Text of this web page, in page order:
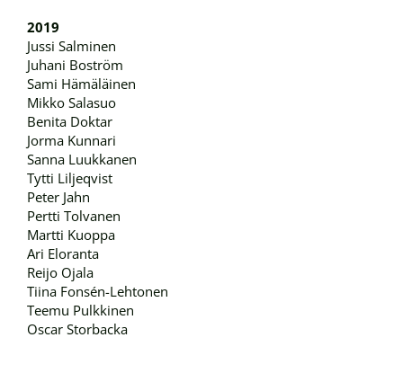
2019
Jussi Salminen
Juhani Boström
Sami Hämäläinen
Mikko Salasuo
Benita Doktar
Jorma Kunnari
Sanna Luukkanen
Tytti Liljeqvist
Peter Jahn
Pertti Tolvanen
Martti Kuoppa
Ari Eloranta
Reijo Ojala
Tiina Fonsén-Lehtonen
Teemu Pulkkinen
Oscar Storbacka